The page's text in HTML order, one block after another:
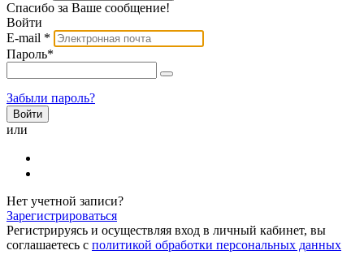
Спасибо за Ваше сообщение!
Войти
E-mail *
Пароль*
Забыли пароль?
или
Нет учетной записи?
Зарегистрироваться
Регистрируясь и осуществляя вход в личный кабинет, вы
соглашаетесь с политикой обработки персональных данных